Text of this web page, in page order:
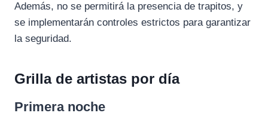
Además, no se permitirá la presencia de trapitos, y
se implementarán controles estrictos para garantizar
la seguridad.
Grilla de artistas por día
Primera noche